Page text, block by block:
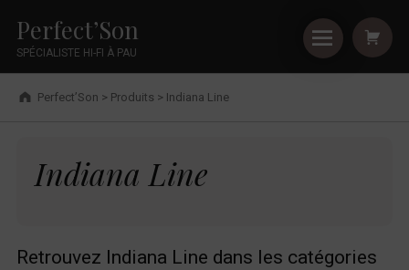
Indiana Line - Perfect’Son
Perfect’Son
SPÉCIALISTE HI-FI À PAU
Breadcrumbs navigation
Perfect’Son > Produits > Indiana Line
Indiana Line
Retrouvez Indiana Line dans les catégories